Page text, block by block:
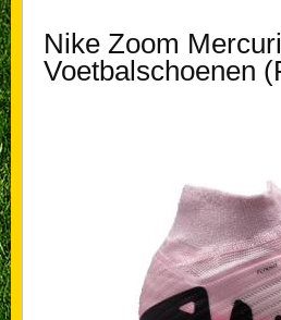
Nike Zoom
Voetbalschoenen